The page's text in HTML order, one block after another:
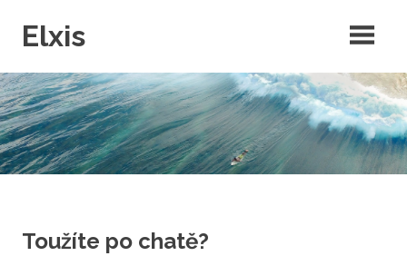
Elxis
intenretový magazín, ve kterém by byly rubriky pro každého? Přesně
to jsme pro vás udělali a navíc do něj můžete publikovat i vy!
Toužíte po chatě?